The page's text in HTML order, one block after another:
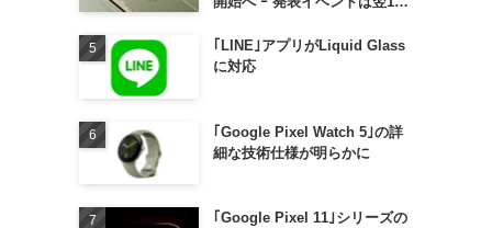
｢LINE｣アプリがLiquid Glass
に対応
｢Google Pixel Watch 5｣の詳
細な技術仕様が明らかに
｢Google Pixel 11｣シリーズの